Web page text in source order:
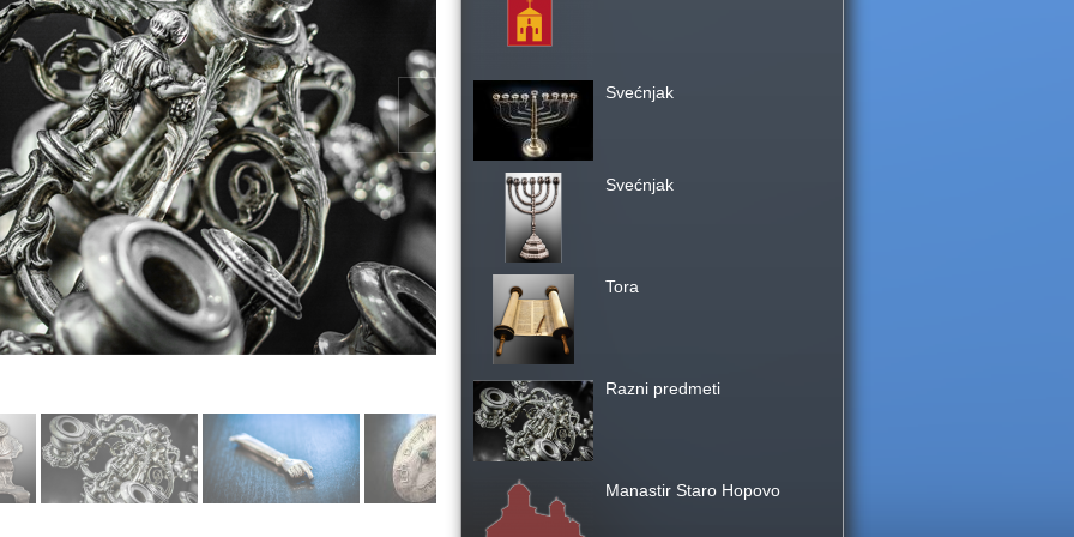
t
s
i
Svećnjak
Svećnjak
Tora
Razni predmeti
Manastir Staro Hopovo